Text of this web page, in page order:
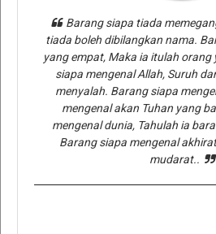
Barang siapa tiada
tiada boleh dibilangkan nama.
yang empat, Maka ia itulah orang
siapa mengenal Allah, Suruh
menyalah. Barang siapa
mengenal akan Tuhan yang
mengenal dunia, Tahulah ia
Barang siapa mengenal
mudarat..